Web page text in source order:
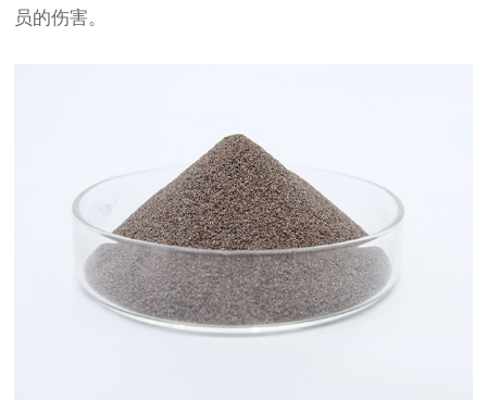
员的伤害。